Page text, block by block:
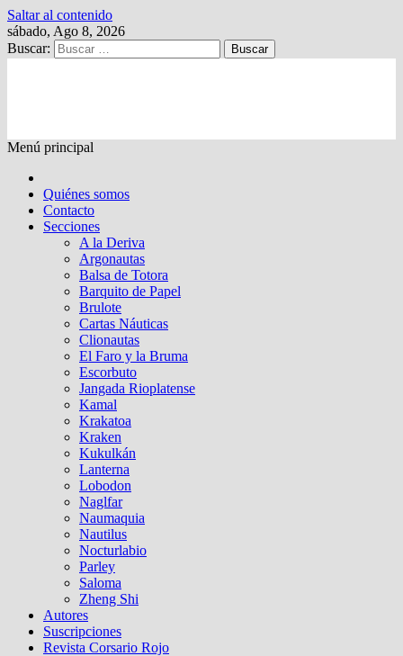
Saltar al contenido
sábado, Ago 8, 2026
Buscar:
Menú principal
Quiénes somos
Contacto
Secciones
A la Deriva
Argonautas
Balsa de Totora
Barquito de Papel
Brulote
Cartas Náuticas
Clionautas
El Faro y la Bruma
Escorbuto
Jangada Rioplatense
Kamal
Krakatoa
Kraken
Kukulkán
Lanterna
Lobodon
Naglfar
Naumaquia
Nautilus
Nocturlabio
Parley
Saloma
Zheng Shi
Autores
Suscripciones
Revista Corsario Rojo